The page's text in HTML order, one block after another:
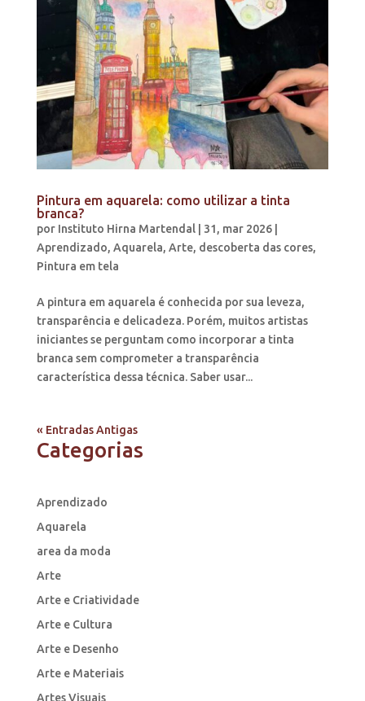
Pintura em aquarela: como utilizar a tinta
branca?
por Instituto Hirna Martendal| 31, mar 2026|
Aprendizado, Aquarela, Arte, descoberta das cores,
Pintura em tela
A pintura em aquarela é conhecida por sua leveza,
transparência e delicadeza. Porém, muitos artistas
iniciantes se perguntam como incorporar a tinta
branca sem comprometer a transparência
característica dessa técnica. Saber usar...
« Entradas Antigas
Categorias
Aprendizado
Aquarela
area da moda
Arte
Arte e Criatividade
Arte e Cultura
Arte e Desenho
Arte e Materiais
Artes Visuais